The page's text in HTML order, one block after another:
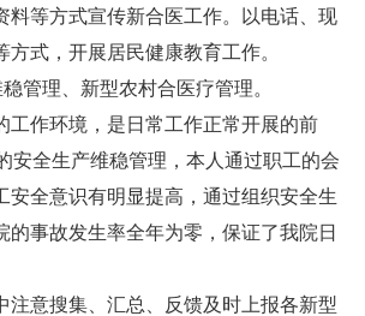
料等方式宣传新合医工作。以电话、现
式，开展居民健康教育工作。
管理、新型农村合医疗管理。
工作环境，是日常工作正常开展的前
安全生产维稳管理，本人通过职工的会
安全意识有明显提高，通过组织安全生
的事故发生率全年为零，保证了我院日
注意搜集、汇总、反馈及时上报各新型